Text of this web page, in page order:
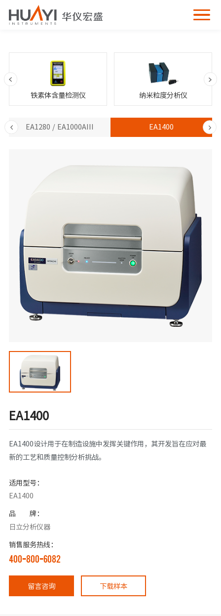
铁素体含量检测仪 纳米粒度分析仪
EA1280 / EA1000AIII EA1400
EA1400
EA1400设计用于在制造设施中发挥关键作用，其开发旨在应对最
新的工艺和质量控制分析挑战。
适用型号：
EA1400
品 牌：
日立分析仪器
销售服务热线：
400-800-6082
留言咨询 下载样本